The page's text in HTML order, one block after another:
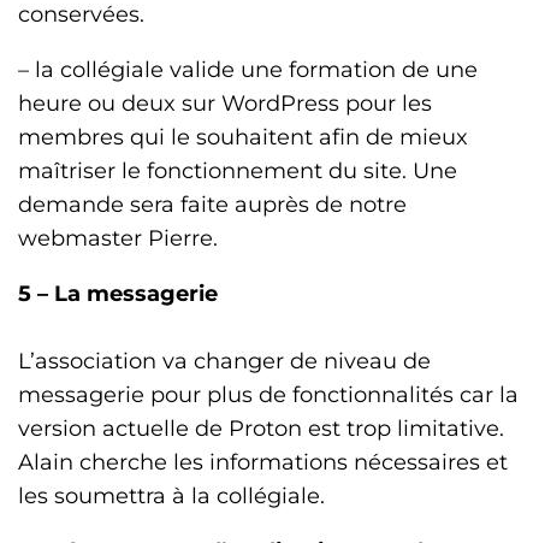
conservées.
– la collégiale valide une formation de une
heure ou deux sur WordPress pour les
membres qui le souhaitent afin de mieux
maîtriser le fonctionnement du site. Une
demande sera faite auprès de notre
webmaster Pierre.
5 – La messagerie
L’association va changer de niveau de
messagerie pour plus de fonctionnalités car la
version actuelle de Proton est trop limitative.
Alain cherche les informations nécessaires et
les soumettra à la collégiale.